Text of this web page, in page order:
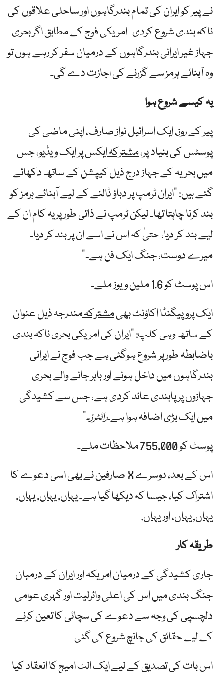
نے پیر کو ایران کی تمام بندرگاہوں اور ساحلی علاقوں کی
ناکہ بندی شروع کردی۔ امریکی فوج کے مطابق اگر بحری
جہاز غیر ایرانی بندرگاہوں کے درمیان سفر کر رہے ہوں تو
وہ آبنائے ہرمز سے گزرنے کی اجازت دے گی۔
یہ کیسے شروع ہوا
پیر کے روز، ایک اسرائیل نواز صارف، اپنی ماضی کی
پوسٹس کی بنیاد پر،مشترکہایکس پر ایک ویڈیو، جس
میں بحریہ کے جہاز درج ذیل کیپشن کے ساتھ دکھائے
گئے ہیں: "ایران ٹرمپ پر دباؤ ڈالنے کے لیے آبنائے ہرمز کو
بند کرنا چاہتا تھا۔ لیکن ٹرمپ نے ذاتی طور پر یہ کام ان کے
لیے بند کر دیا، حتیٰ کہ اس نے اسے ان پر بند کر دیا۔
میرے دوست، جنگ ایک فن ہے۔”
اس پوسٹ کو 1.6 ملین ویوز ملے۔
ایک پروپیگنڈا اکاؤنٹ بھیمشترکہمندرجہ ذیل عنوان
کے ساتھ وہی کلپ: "ایران کی امریکی بحری ناکہ بندی
باضابطہ طور پر شروع ہوگئی ہے جب فوج نے ایرانی
بندرگاہوں میں داخل ہونے اور باہر جانے والے بحری
جہازوں پر پابندی عائد کردی ہے، جس سے کشیدگی
میں ایک بڑی اضافہ ہوا ہے۔رائٹرز۔"
پوسٹ کو 755,000 ملاحظات ملے۔
اس کے بعد، دوسرے X صارفین نے بھی اسی دعوے کا
اشتراک کیا، جیسا کہ دیکھا گیا ہے۔یہاں,یہاں,یہاں,
یہاں,یہاں، اوریہاں.
طریقہ کار
جاری کشیدگی کے درمیان امریکہ اور ایران کے درمیان
جنگ بندی میں اس کی اعلی وائرلیت اور گہری عوامی
دلچسپی کی وجہ سے دعوے کی سچائی کا تعین کرنے
کے لیے حقائق کی جانچ شروع کی گئی۔
اس بات کی تصدیق کے لیے ایک الٹ امیج کا انعقاد کیا